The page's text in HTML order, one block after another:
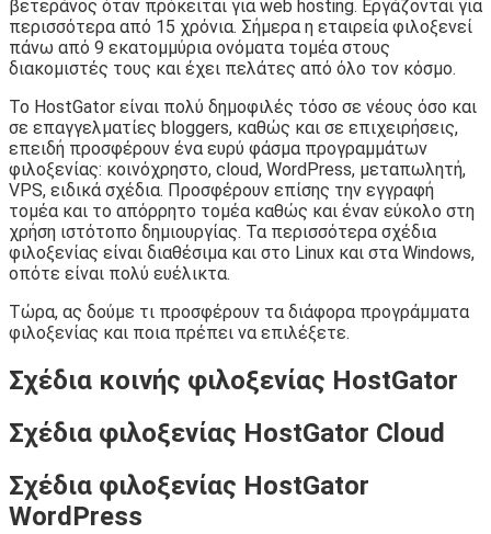
βετεράνος όταν πρόκειται για web hosting. Εργάζονται για
περισσότερα από 15 χρόνια. Σήμερα η εταιρεία φιλοξενεί
πάνω από 9 εκατομμύρια ονόματα τομέα στους
διακομιστές τους και έχει πελάτες από όλο τον κόσμο.
Το HostGator είναι πολύ δημοφιλές τόσο σε νέους όσο και
σε επαγγελματίες bloggers, καθώς και σε επιχειρήσεις,
επειδή προσφέρουν ένα ευρύ φάσμα προγραμμάτων
φιλοξενίας: κοινόχρηστο, cloud, WordPress, μεταπωλητή,
VPS, ειδικά σχέδια. Προσφέρουν επίσης την εγγραφή
τομέα και το απόρρητο τομέα καθώς και έναν εύκολο στη
χρήση ιστότοπο δημιουργίας. Τα περισσότερα σχέδια
φιλοξενίας είναι διαθέσιμα και στο Linux και στα Windows,
οπότε είναι πολύ ευέλικτα.
Τώρα, ας δούμε τι προσφέρουν τα διάφορα προγράμματα
φιλοξενίας και ποια πρέπει να επιλέξετε.
Σχέδια κοινής φιλοξενίας HostGator
Σχέδια φιλοξενίας HostGator Cloud
Σχέδια φιλοξενίας HostGator
WordPress